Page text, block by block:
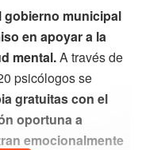
gobierno municipal
en apoyar a la
mental.A través de
psicólogos se
gratuitas con el
oportuna a
emocionalmente